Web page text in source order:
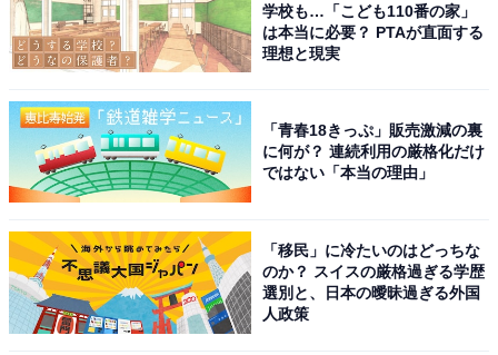
た。
次ページ 10位までのランキング結果を見る
学校も…「こども110番の家」
は本当に必要？ PTAが直面する
理想と現実
「青春18きっぷ」販売激減の裏
に何が？ 連続利用の厳格化だけ
ではない「本当の理由」
「移民」に冷たいのはどっちな
のか？ スイスの厳格過ぎる学歴
選別と、日本の曖昧過ぎる外国
人政策